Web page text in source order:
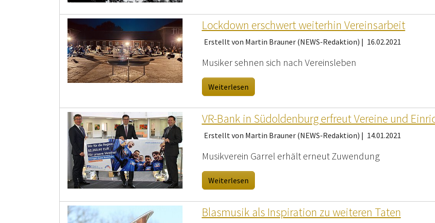
Lockdown erschwert weiterhin Vereinsarbeit
Erstellt von Martin Brauner (NEWS-Redaktion) | 16.02.2021
Musiker sehnen sich nach Vereinsleben
Weiterlesen
VR-Bank in Südoldenburg erfreut Vereine und
Erstellt von Martin Brauner (NEWS-Redaktion) | 14.01.2021
Musikverein Garrel erhält erneut Zuwendung
Weiterlesen
Blasmusik als Inspiration zu weiteren Taten